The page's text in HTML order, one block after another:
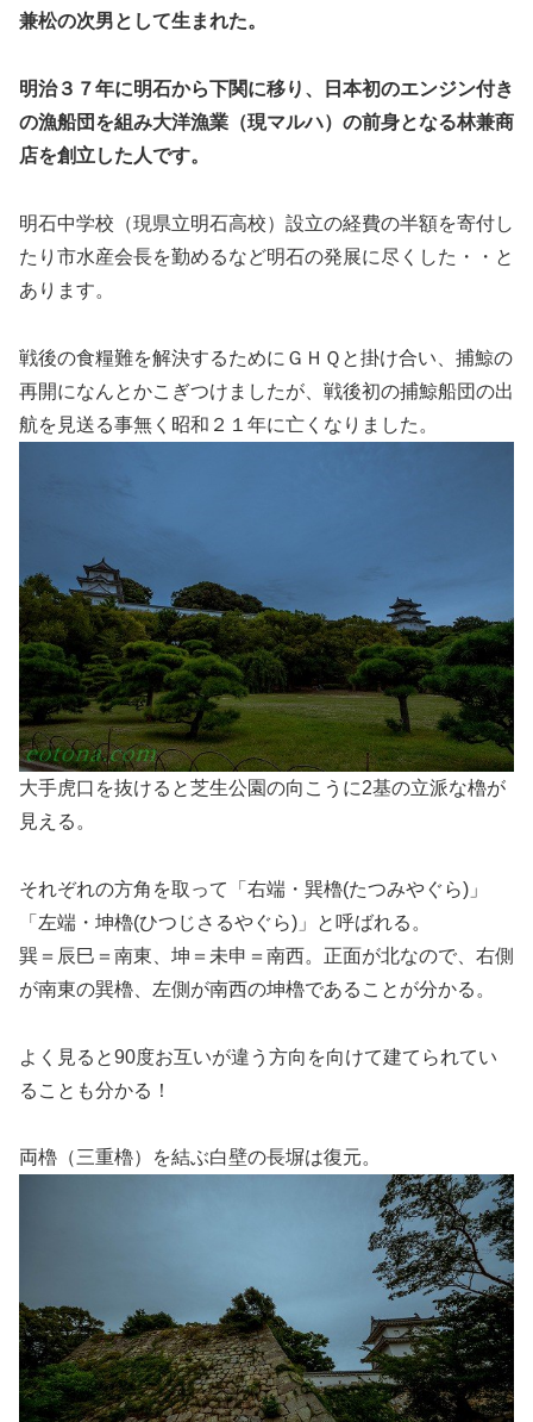
兼松の次男として生まれた。
明治３７年に明石から下関に移り、日本初のエンジン付き
の漁船団を組み大洋漁業（現マルハ）の前身となる林兼商
店を創立した人です。
明石中学校（現県立明石高校）設立の経費の半額を寄付し
たり市水産会長を勤めるなど明石の発展に尽くした・・と
あります。
戦後の食糧難を解決するためにＧＨＱと掛け合い、捕鯨の
再開になんとかこぎつけましたが、戦後初の捕鯨船団の出
航を見送る事無く昭和２１年に亡くなりました。
大手虎口を抜けると芝生公園の向こうに2基の立派な櫓が
見える。
それぞれの方角を取って「右端・巽櫓(たつみやぐら)」
「左端・坤櫓(ひつじさるやぐら)」と呼ばれる。
巽＝辰巳＝南東、坤＝未申＝南西。正面が北なので、右側
が南東の巽櫓、左側が南西の坤櫓であることが分かる。
よく見ると90度お互いが違う方向を向けて建てられてい
ることも分かる！
両櫓（三重櫓）を結ぶ白壁の長塀は復元。